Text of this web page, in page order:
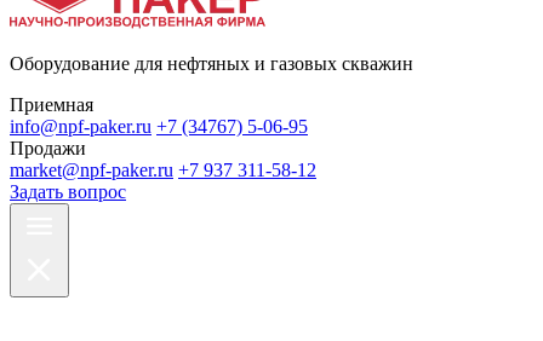
Оборудование для нефтяных и газовых скважин
Приемная
info@npf-paker.ru +7 (34767) 5-06-95
Продажи
market@npf-paker.ru +7 937 311-58-12
Задать вопрос